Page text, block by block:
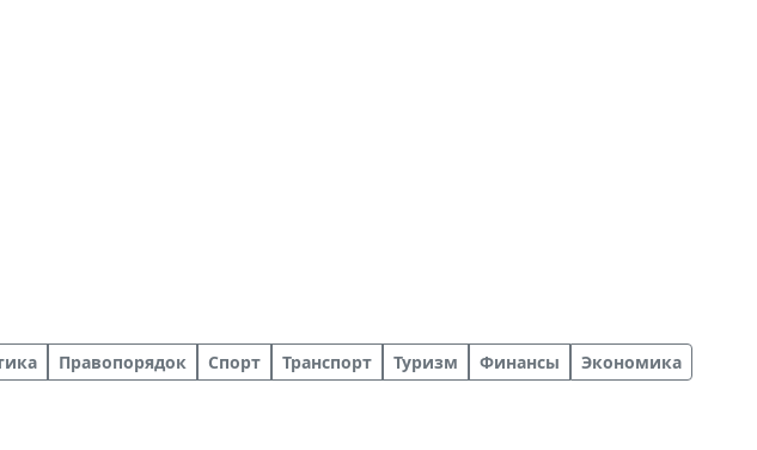
Правопорядок Спорт Транспорт Туризм Финансы
Экономика